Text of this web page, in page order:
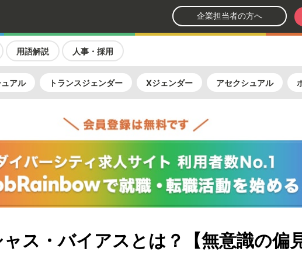
企業担当者の方へ
用語解説 人事・採用
アル トランスジェンダー Xジェンダー アセクシュアル
ス・バイアスとは？【無意識の偏